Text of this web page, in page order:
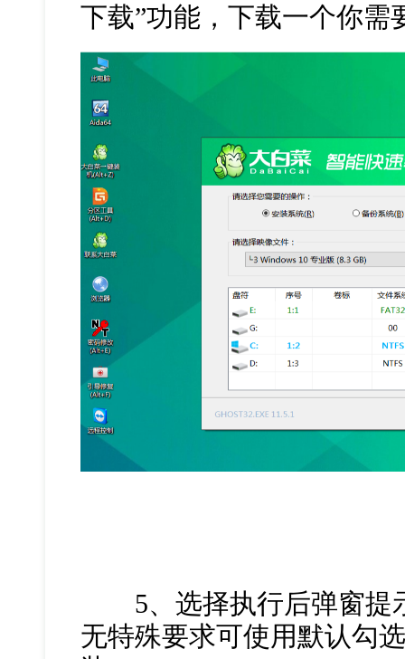
下载”功能，下载一个你需
5、选择执行后弹窗提
无特殊要求可使用默认勾